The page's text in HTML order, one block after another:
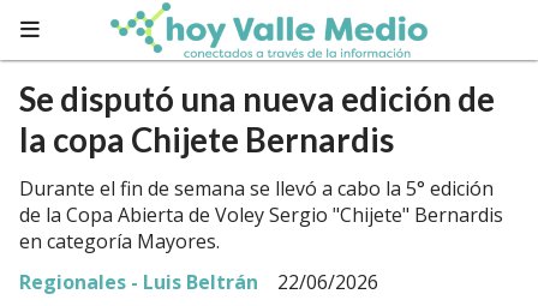
Se disputó una nueva edición de
la copa Chijete Bernardis
Durante el fin de semana se llevó a cabo la 5° edición
de la Copa Abierta de Voley Sergio "Chijete" Bernardis
en categoría Mayores.
Regionales - Luis Beltrán
22/06/2026